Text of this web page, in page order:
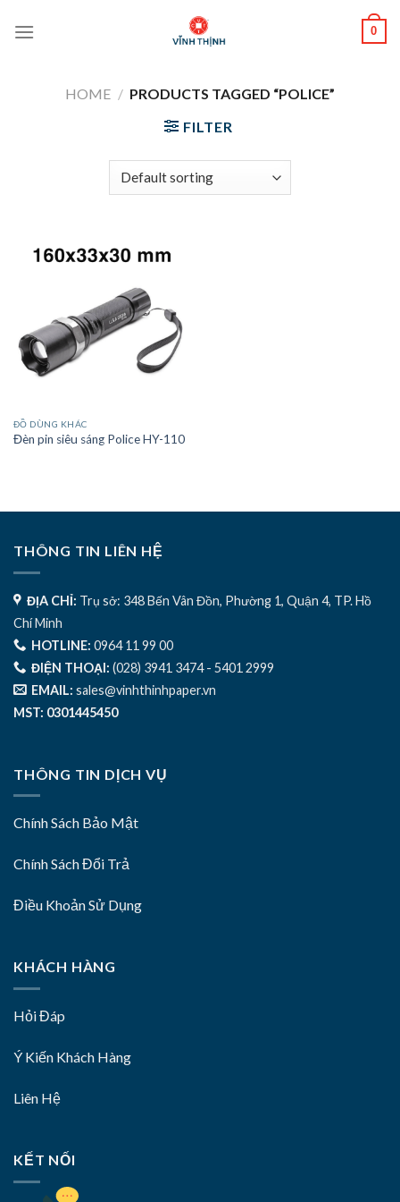
0
HOME / PRODUCTS TAGGED “POLICE”
FILTER
ĐỒ DÙNG KHÁC
Đèn pin siêu sáng Police HY-110
THÔNG TIN LIÊN HỆ
ĐỊA CHỈ: Trụ sở: 348 Bến Vân Đồn, Phường 1, Quận 4, TP. Hồ
Chí Minh
HOTLINE: 0964 11 99 00
ĐIỆN THOẠI: (028) 3941 3474 - 5401 2999
EMAIL: sales@vinhthinhpaper.vn
MST: 0301445450
THÔNG TIN DỊCH VỤ
Chính Sách Bảo Mật
Chính Sách Đổi Trả
Điều Khoản Sử Dụng
KHÁCH HÀNG
Hỏi Đáp
Ý Kiến Khách Hàng
Liên Hệ
KẾT NỐI